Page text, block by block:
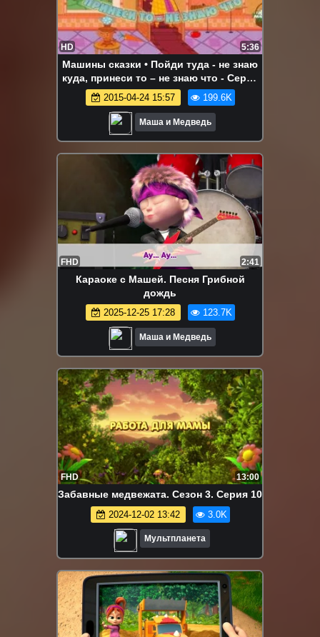
HD 5:36
Машины сказки • Пойди туда - не знаю
куда, принеси то – не знаю что - Серия
24
2015-04-24 15:57 199.6K
Маша и Медведь
FHD 2:41
Караоке с Машей. Песня Грибной
дождь
2025-12-25 17:28 123.7K
Маша и Медведь
FHD 13:00
Забавные медвежата. Сезон 3. Серия 10
2024-12-02 13:42 3.0K
Мультпланета